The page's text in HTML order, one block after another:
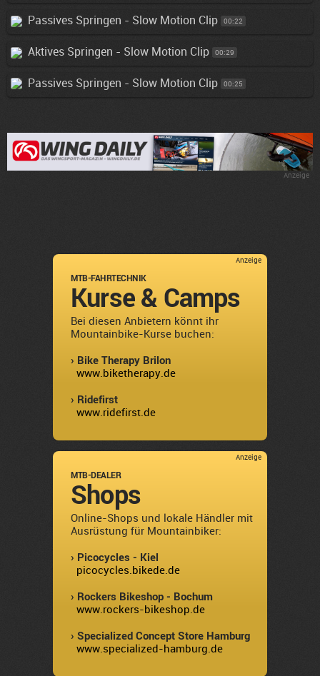
Passives Springen - Slow Motion Clip 00:22
Aktives Springen - Slow Motion Clip 00:29
Passives Springen - Slow Motion Clip 00:25
Anzeige
Anzeige
MTB-FAHRTECHNIK
Kurse & Camps
Bei diesen Anbietern könnt ihr
Mountainbike-Kurse buchen:
› Bike Therapy Brilon
www.biketherapy.de
› Ridefirst
www.ridefirst.de
Anzeige
MTB-DEALER
Shops
Online-Shops und lokale Händler mit
Ausrüstung für Mountainbiker:
› Picocycles - Kiel
picocycles.bikede.de
› Rockers Bikeshop - Bochum
www.rockers-bikeshop.de
› Specialized Concept Store Hamburg
www.specialized-hamburg.de